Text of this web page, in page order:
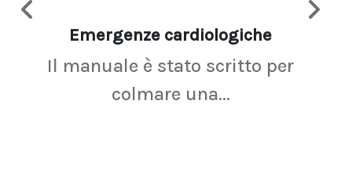
Emergenze cardiologiche
Il manuale è stato scritto per
colmare una...